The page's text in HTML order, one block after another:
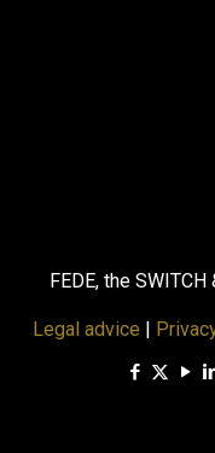
FEDE, the
Legal advice |